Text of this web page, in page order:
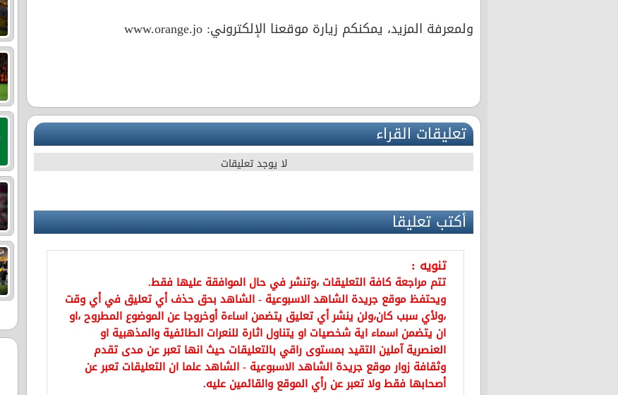
ولمعرفة المزيد، يمكنكم زيارة موقعنا الإلكتروني: www.orange.jo
تعليقات القراء
لا يوجد تعليقات
أكتب تعليقا
تنويه :
تتم مراجعة كافة التعليقات ،وتنشر في حال الموافقة عليها فقط.
ويحتفظ موقع جريدة الشاهد الاسبوعية - الشاهد بحق حذف أي تعليق في أي وقت
،ولأي سبب كان،ولن ينشر أي تعليق يتضمن اساءة أوخروجا عن الموضوع المطروح ،او
ان يتضمن اسماء اية شخصيات او يتناول اثارة للنعرات الطائفية والمذهبية او
العنصرية آملين التقيد بمستوى راقي بالتعليقات حيث انها تعبر عن مدى تقدم
وثقافة زوار موقع جريدة الشاهد الاسبوعية - الشاهد علما ان التعليقات تعبر عن
أصحابها فقط ولا تعبر عن رأي الموقع والقائمين عليه.